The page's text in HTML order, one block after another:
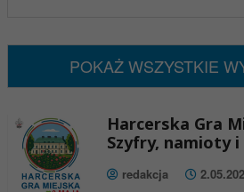
POKAŻ WSZYSTKIE
Harcerska Gra
Szyfry, namioty
redakcja